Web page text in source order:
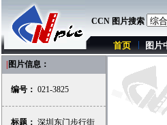
CCN 图片搜索
首页 图片
图片信息：
编号： 021-3825
标题： 深圳东门步行街